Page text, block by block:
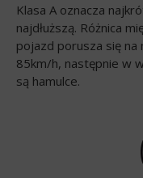
Klasa A oznacza
najdłuższą. Różnica
pojazd porusza się na
85km/h, następnie w
są hamulce.